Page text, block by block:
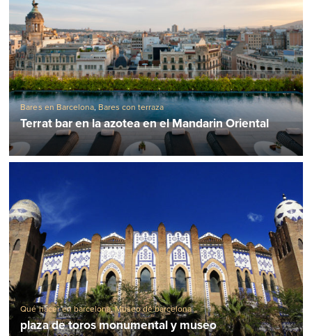
Bares en Barcelona, Bares con terraza
Terrat bar en la azotea en el Mandarin Oriental
Qué hacer en barcelona,Museo de barcelona
plaza de toros monumental y museo